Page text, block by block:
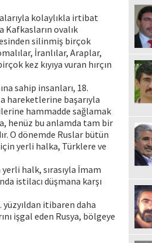
kolaylıkla irtibat
Kafkasların ovalık
silinmiş birçok
İranlılar, Araplar,
kez kıyıya vuran hırçın
sahip insanları, 18.
hareketlerine başarıyla
hammadde sağlamak
henüz bu anlamda tam bir
O dönemde Ruslar bütün
yerli halka, Türklere ve
halk, sırasıyla İmam
istilacı düşmana karşı
yüzyıldan itibaren daha
işgal eden Rusya, bölgeye